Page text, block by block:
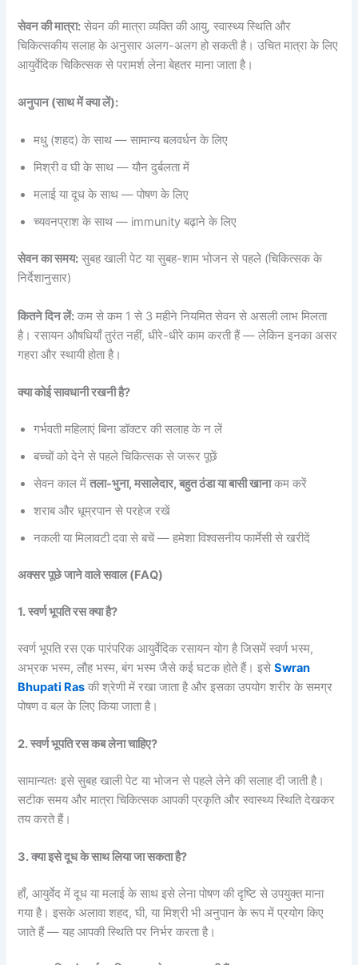
सेवन की मात्रा: सेवन की मात्रा व्यक्ति की आयु, स्वास्थ्य स्थिति और
चिकित्सकीय सलाह के अनुसार अलग-अलग हो सकती है। उचित मात्रा के लिए
आयुर्वेदिक चिकित्सक से परामर्श लेना बेहतर माना जाता है।
अनुपान (साथ में क्या लें):
मधु (शहद) के साथ — सामान्य बलवर्धन के लिए
मिश्री व घी के साथ — यौन दुर्बलता में
मलाई या दूध के साथ — पोषण के लिए
च्यवनप्राश के साथ — immunity बढ़ाने के लिए
सेवन का समय: सुबह खाली पेट या सुबह-शाम भोजन से पहले (चिकित्सक के
निर्देशानुसार)
कितने दिन लें: कम से कम 1 से 3 महीने नियमित सेवन से असली लाभ मिलता
है। रसायन औषधियाँ तुरंत नहीं, धीरे-धीरे काम करती हैं — लेकिन इनका असर
गहरा और स्थायी होता है।
क्या कोई सावधानी रखनी है?
गर्भवती महिलाएं बिना डॉक्टर की सलाह के न लें
बच्चों को देने से पहले चिकित्सक से जरूर पूछें
सेवन काल मेंतला-भुना, मसालेदार, बहुत ठंडा या बासी खानाकम करें
शराब और धूम्रपान से परहेज रखें
नकली या मिलावटी दवा से बचें — हमेशा विश्वसनीय फार्मेसी से खरीदें
अक्सर पूछे जाने वाले सवाल (FAQ)
1. स्वर्ण भूपति रस क्या है?
स्वर्ण भूपति रस एक पारंपरिक आयुर्वेदिक रसायन योग है जिसमें स्वर्ण भस्म,
अभ्रक भस्म, लौह भस्म, बंग भस्म जैसे कई घटक होते हैं। इसेSwran
Bhupati Ras की श्रेणी में रखा जाता है और इसका उपयोग शरीर के समग्र
पोषण व बल के लिए किया जाता है।
2. स्वर्ण भूपति रस कब लेना चाहिए?
सामान्यतः इसे सुबह खाली पेट या भोजन से पहले लेने की सलाह दी जाती है।
सटीक समय और मात्रा चिकित्सक आपकी प्रकृति और स्वास्थ्य स्थिति देखकर
तय करते हैं।
3. क्या इसे दूध के साथ लिया जा सकता है?
हाँ, आयुर्वेद में दूध या मलाई के साथ इसे लेना पोषण की दृष्टि से उपयुक्त माना
गया है। इसके अलावा शहद, घी, या मिश्री भी अनुपान के रूप में प्रयोग किए
जाते हैं — यह आपकी स्थिति पर निर्भर करता है।